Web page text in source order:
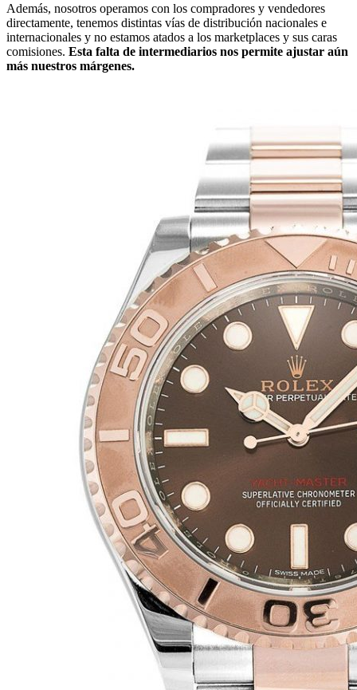
Además, nosotros operamos con los compradores y vendedores
directamente, tenemos distintas vías de distribución nacionales e
internacionales y no estamos atados a los marketplaces y sus caras
comisiones. Esta falta de intermediarios nos permite ajustar aún
más nuestros márgenes.